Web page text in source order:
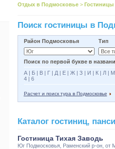
Отдых в Подмосковье >
Поиск гостиницы в
Район Подмосковья Тип
Поиск по первой букве в
А| Б| В| Г| Д| Е| Ж| З | И | К| Л| М
4| 6
Расчет и поиск тура в Подмосковье
Каталог гостиниц,
Гостиница Тихая Заводь
Юг Подмосковья Раменский р-он , от